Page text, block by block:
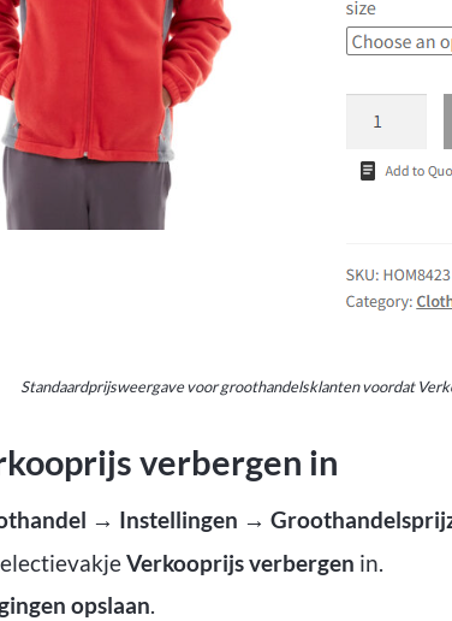
Standaardprijsweergave voor groothandelsklanten voordat
verbergen in
→ Instellingen →
Verkooprijs verbergen in.
opslaan.